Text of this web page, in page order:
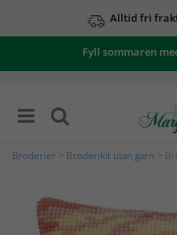
Alltid fri
Fyll sommaren
Broderier Broderikit utan garn >